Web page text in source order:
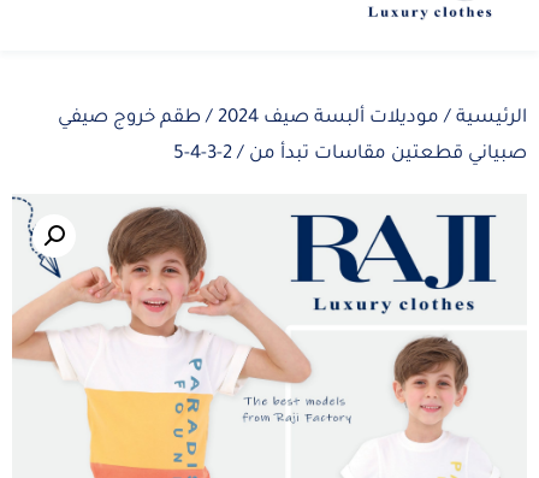
الرئيسية / موديلات ألبسة صيف 2024
/ طقم خروج صيفي
صبياني قطعتين مقاسات تبدأ من / 2-3-4-5